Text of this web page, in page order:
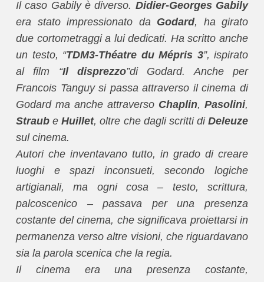
Il caso Gabily è diverso. Didier-Georges Gabily
era stato impressionato da Godard, ha girato
due cortometraggi a lui dedicati. Ha scritto anche
un testo, “TDM3-Théatre du Mépris 3”, ispirato
al film “Il disprezzo”di Godard. Anche per
Francois Tanguy si passa attraverso il cinema di
Godard ma anche attraverso Chaplin, Pasolini,
Straub eHuillet, oltre che dagli scritti di Deleuze
sul cinema.
Autori che inventavano tutto, in grado di creare
luoghi e spazi inconsueti, secondo logiche
artigianali, ma ogni cosa – testo, scrittura,
palcoscenico – passava per una presenza
costante del cinema, che significava proiettarsi in
permanenza verso altre visioni, che riguardavano
sia la parola scenica che la regia.
Il cinema era una presenza costante,